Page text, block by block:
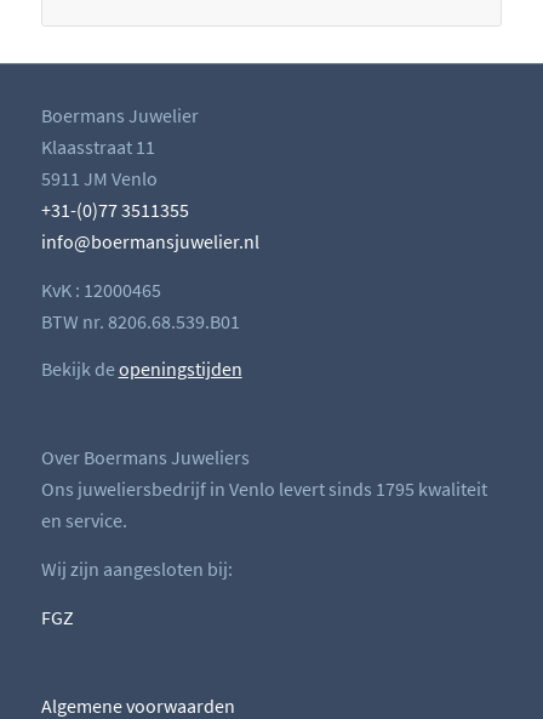
Boermans Juwelier
Klaasstraat 11
5911 JM Venlo
+31-(0)77 3511355
info@boermansjuwelier.nl
KvK : 12000465
BTW nr. 8206.68.539.B01
Bekijk deopeningstijden
Over Boermans Juweliers
Ons juweliersbedrijf in Venlo levert sinds 1795 kwaliteit
en service.
Wij zijn aangesloten bij:
FGZ
Algemene voorwaarden